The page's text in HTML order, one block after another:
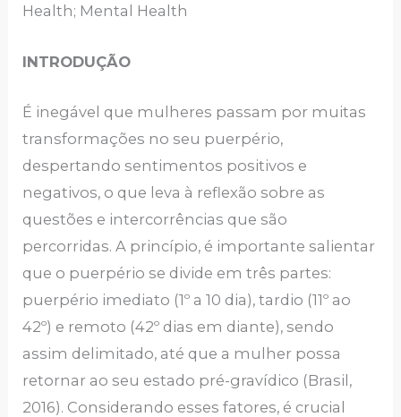
Health; Mental Health
INTRODUÇÃO
É inegável que mulheres passam por muitas
transformações no seu puerpério,
despertando sentimentos positivos e
negativos, o que leva à reflexão sobre as
questões e intercorrências que são
percorridas. A princípio, é importante salientar
que o puerpério se divide em três partes:
puerpério imediato (1º a 10 dia), tardio (11º ao
42º) e remoto (42º dias em diante), sendo
assim delimitado, até que a mulher possa
retornar ao seu estado pré-gravídico (Brasil,
2016). Considerando esses fatores, é crucial